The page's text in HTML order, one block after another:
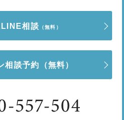
相談 （無料）
相談予約 （無料）